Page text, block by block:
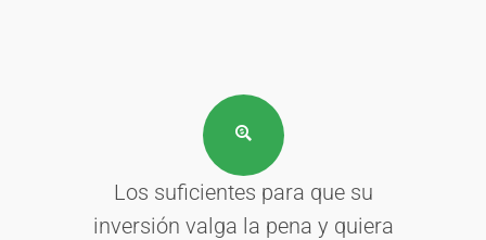
Los suficientes para que su
inversión valga la pena y quiera